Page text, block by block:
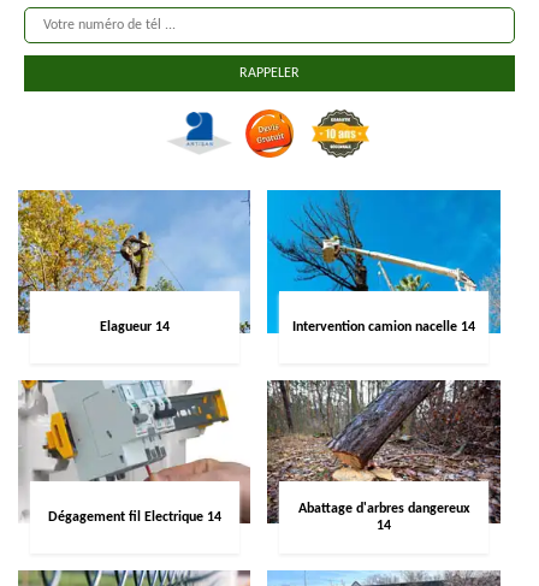
Elagueur 14 Intervention camion nacelle 14
Dégagement fil Electrique 14
Abattage d'arbres dangereux
14